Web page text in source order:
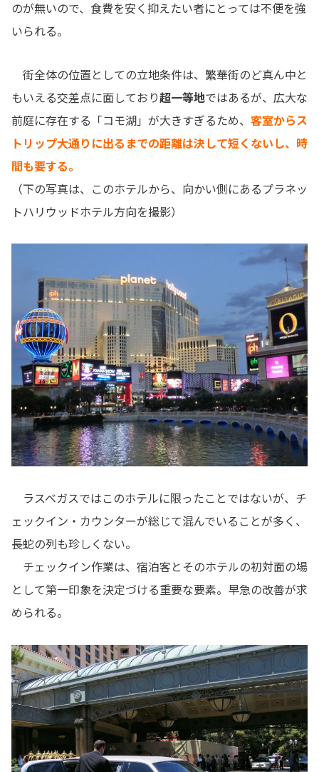
のが無いので、食費を安く抑えたい者にとっては不便を強
いられる。
街全体の位置としての立地条件は、繁華街のど真ん中と
もいえる交差点に面しており超一等地ではあるが、広大な
前庭に存在する「コモ湖」が大きすぎるため、 客室からス
トリップ大通りに出るまでの距離は決して短くないし、時
間も要する。
（下の写真は、このホテルから、向かい側にあるプラネッ
トハリウッドホテル方向を撮影）
ラスベガスではこのホテルに限ったことではないが、チ
ェックイン・カウンターが総じて混んでいることが多く、
長蛇の列も珍しくない。
チェックイン作業は、宿泊客とそのホテルの初対面の場
として第一印象を決定づける重要な要素。早急の改善が求
められる。